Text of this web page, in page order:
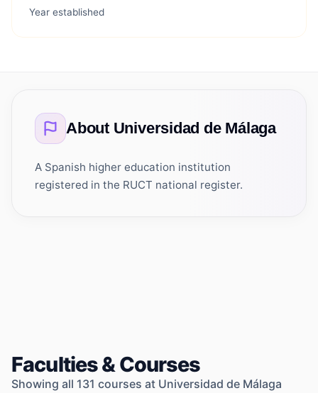
Year established
About Universidad de Málaga
A Spanish higher education institution
registered in the RUCT national register.
Faculties & Courses
Showing all 131 courses at Universidad de Málaga